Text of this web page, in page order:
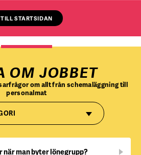
TILL STARTSIDAN
OM JOBBET
om allt från schemaläggning till
personalmat
när man byter lönegrupp?